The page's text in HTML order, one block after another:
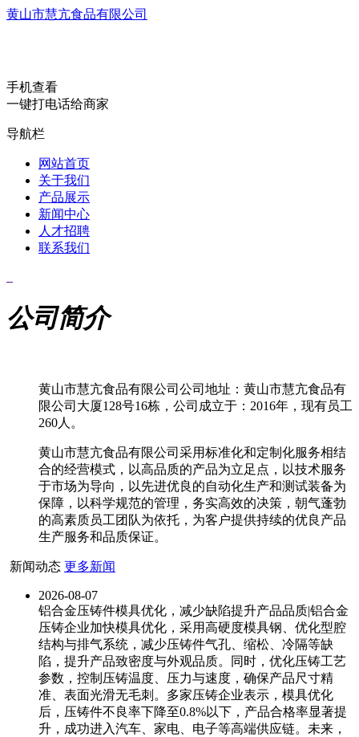
黄山市慧亢食品有限公司
手机查看
一键打电话给商家
导航栏
网站首页
关于我们
产品展示
新闻中心
人才招聘
联系我们
公司简介
黄山市慧亢食品有限公司公司地址：黄山市慧亢食品有
限公司大厦128号16栋，公司成立于：2016年，现有员工
260人。
黄山市慧亢食品有限公司采用标准化和定制化服务相结
合的经营模式，以高品质的产品为立足点，以技术服务
于市场为导向，以先进优良的自动化生产和测试装备为
保障，以科学规范的管理，务实高效的决策，朝气蓬勃
的高素质员工团队为依托，为客户提供持续的优良产品
生产服务和品质保证。
新闻动态 更多新闻
2026-08-07
铝合金压铸件模具优化，减少缺陷提升产品品质|铝合金
压铸企业加快模具优化，采用高硬度模具钢、优化型腔
结构与排气系统，减少压铸件气孔、缩松、冷隔等缺
陷，提升产品致密度与外观品质。同时，优化压铸工艺
参数，控制压铸温度、压力与速度，确保产品尺寸精
准、表面光滑无毛刺。多家压铸企业表示，模具优化
后，压铸件不良率下降至0.8%以下，产品合格率显著提
升，成功进入汽车、家电、电子等高端供应链。未来，